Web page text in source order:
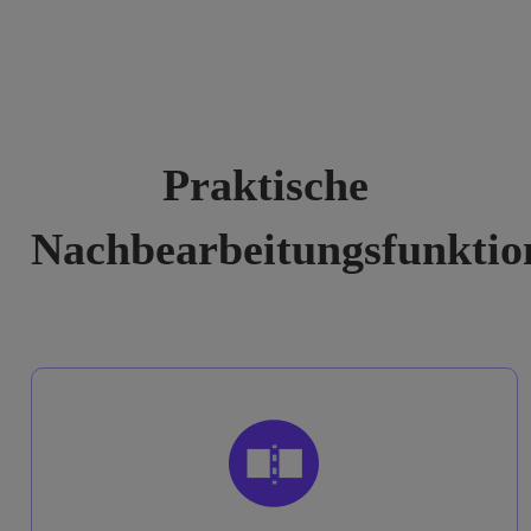
Praktische